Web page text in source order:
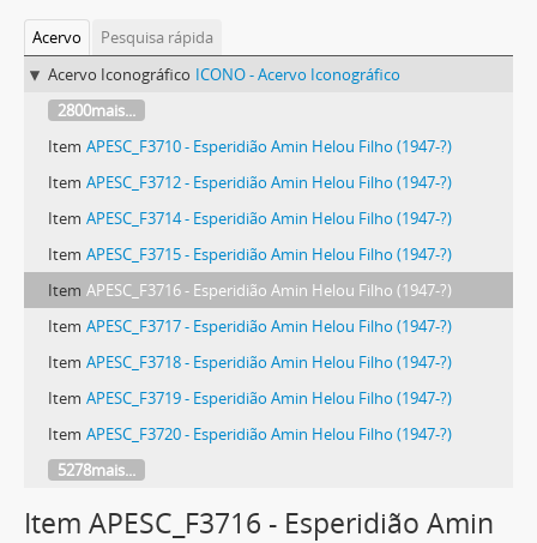
Acervo
Pesquisa rápida
Acervo Iconográfico ICONO - Acervo Iconográfico
2800mais...
Item APESC_F3710 - Esperidião Amin Helou Filho (1947-?)
Item APESC_F3712 - Esperidião Amin Helou Filho (1947-?)
Item APESC_F3714 - Esperidião Amin Helou Filho (1947-?)
Item APESC_F3715 - Esperidião Amin Helou Filho (1947-?)
Item APESC_F3716 - Esperidião Amin Helou Filho (1947-?)
Item APESC_F3717 - Esperidião Amin Helou Filho (1947-?)
Item APESC_F3718 - Esperidião Amin Helou Filho (1947-?)
Item APESC_F3719 - Esperidião Amin Helou Filho (1947-?)
Item APESC_F3720 - Esperidião Amin Helou Filho (1947-?)
5278mais...
Item APESC_F3716 - Esperidião Amin